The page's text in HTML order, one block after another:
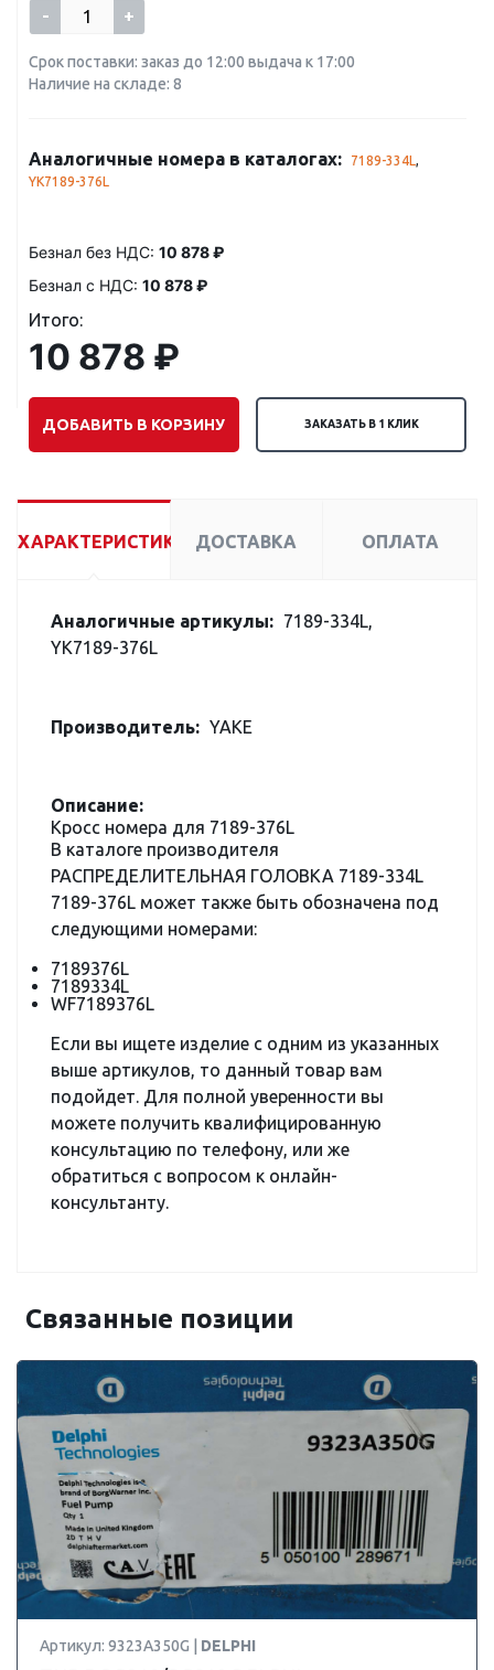
- +
Срок поставки: заказ до 12:00 выдача к 17:00
Наличие на складе: 8
Аналогичные номера в каталогах: 7189-334L,
YK7189-376L
Безнал без НДС: 10 878 ₽
Безнал с НДС: 10 878 ₽
Итого:
10 878 ₽
ДОБАВИТЬ В КОРЗИНУ ЗАКАЗАТЬ В 1 КЛИК
ХАРАКТЕРИСТИКИ ДОСТАВКА ОПЛАТА
Аналогичные артикулы: 7189-334L,
YK7189-376L
Производитель: YAKE
Описание:
Кросс номера для 7189-376L
В каталоге производителя
РАСПРЕДЕЛИТЕЛЬНАЯ ГОЛОВКА 7189-334L
7189-376L может также быть обозначена под
следующими номерами:
7189376L
7189334L
WF7189376L
Если вы ищете изделие с одним из указанных
выше артикулов, то данный товар вам
подойдет. Для полной уверенности вы
можете получить квалифицированную
консультацию по телефону, или же
обратиться с вопросом к онлайн-
консультанту.
Связанные позиции
Артикул: 9323A350G | DELPHI